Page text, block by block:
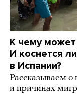
К чему может
И коснется
в Испании?
Рассказываем о
и причинах